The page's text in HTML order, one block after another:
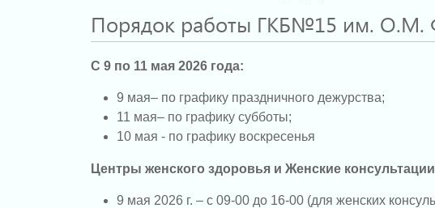
Порядок работы ГКБ№15 им. О.М.
С 9 по 11 мая 2026 года:
9 мая– по графику праздничного дежурства;
11 мая– по графику субботы;
10 мая - по графику воскресенья
Центры женского здоровья и Женские
9 мая 2026 г. – с 09-00 до 16-00 (для женских